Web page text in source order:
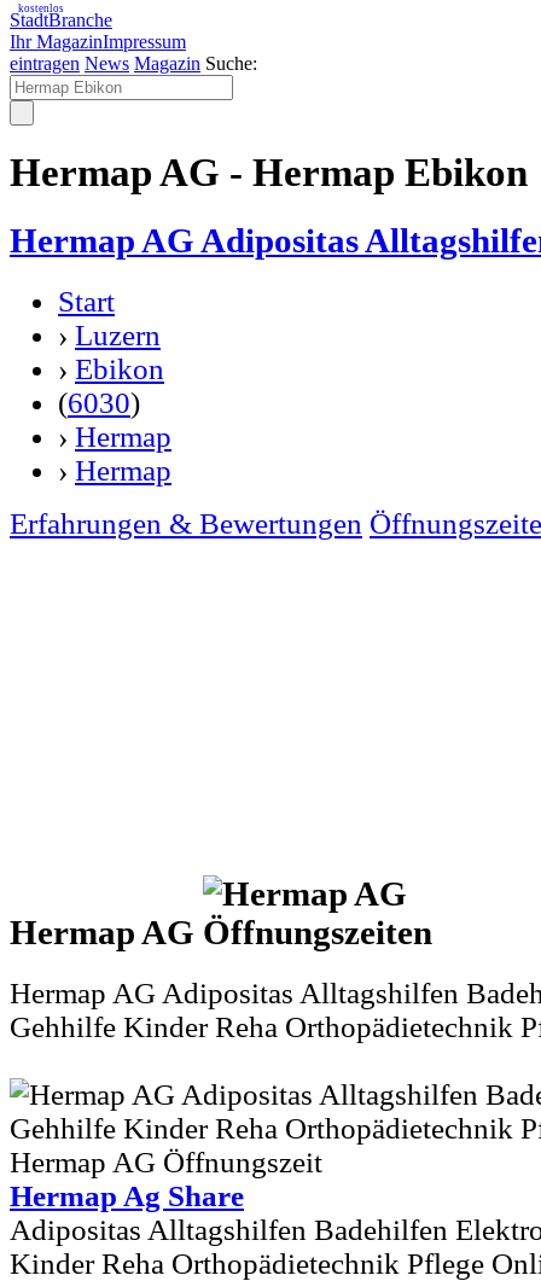
StadtBranche
Ihr MagazinImpressum
kostenlos
eintragen News Magazin Suche:
Hermap AG - Hermap Ebikon
Hermap AG Adipositas
Start
› Luzern
› Ebikon
(6030)
› Hermap
› Hermap
Erfahrungen & Bewertungen
Hermap AG
Hermap AG Adipositas Alltagshilfen
Gehhilfe Kinder Reha Orthopädietechnik
Hermap Ag Share
Adipositas Alltagshilfen Badehilfen
Kinder Reha Orthopädietechnik Pflege